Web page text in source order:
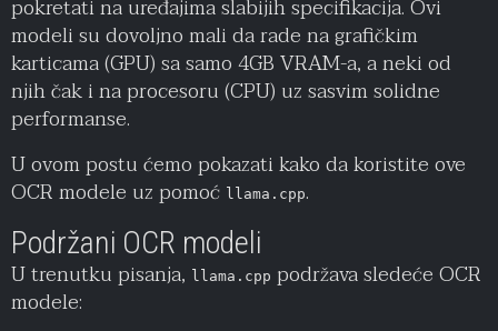
pokretati na uređajima slabijih specifikacija. Ovi
modeli su dovoljno mali da rade na grafičkim
karticama (GPU) sa samo 4GB VRAM-a, a neki od
njih čak i na procesoru (CPU) uz sasvim solidne
performanse.
U ovom postu ćemo pokazati kako da koristite ove
OCR modele uz pomoć llama.cpp.
Podržani OCR modeli
U trenutku pisanja, llama.cpp podržava sledeće OCR
modele: